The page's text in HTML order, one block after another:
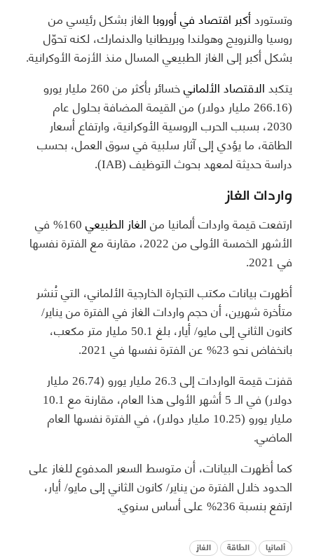
وتستوردأكبر اقتصاد في أوروبا الغاز بشكل رئيسي من
روسيا والنرويج وهولندا وبريطانيا والدنمارك، لكنه تحوّل
بشكل أكبر إلى الغاز الطبيعي المسال منذ الأزمة الأوكرانية.
يتكبدالاقتصاد الألماني
خسائر بأكثر من 260 مليار يورو
(266.16 مليار دولار) من القيمة المضافة بحلول عام
2030، بسبب الحرب الروسية الأوكرانية، وارتفاع أسعار
الطاقة، ما يؤدي إلى آثار سلبية في سوق العمل، بحسب
دراسة حديثة لمعهد بحوث التوظيف (IAB).
واردات الغاز
ارتفعت قيمة واردات ألمانيا منالغاز الطبيعي
160% في
الأشهر الخمسة الأولى من 2022، مقارنة مع الفترة نفسها
في 2021.
أظهرت بيانات مكتب التجارة الخارجية الألماني، التي تُنشر
متأخرة شهرين، أن حجم واردات الغاز في الفترة من يناير/
كانون الثاني إلى مايو/ أيار، بلغ 50.1 مليار متر مكعب،
بانخفاض نحو 23% عن الفترة نفسها في 2021.
قفزت قيمة الواردات إلى 26.3 مليار يورو (26.74 مليار
دولار) في الـ 5 أشهر الأولى هذا العام، مقارنة مع 10.1
مليار يورو (10.25 مليار دولار)، في الفترة نفسها العام
الماضي.
كما أظهرت البيانات، أن متوسط ​​السعر المدفوع للغاز على
الحدود خلال الفترة من يناير/ كانون الثاني إلى مايو/ أيار،
ارتفع بنسبة 236% على أساس سنوي.
ألمانيا الطاقة الغاز